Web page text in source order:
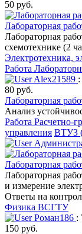
50 руб.
Лабораторная
Лабораторная
схемотехнике (2
Электротехника,
Работа
Alex21589
80 руб.
Лабораторная
Анализ
Работа Расчетно-
управления ВТУЗ
Лабораторная
Лабораторная
и измерение
Ответы на
Физика ВСГТУ
Роман186 :
150 руб.